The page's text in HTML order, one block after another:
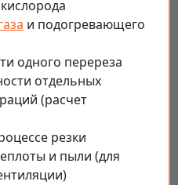
и подогревающего
одного перереза
отдельных
(расчет
резки
и пыли (для